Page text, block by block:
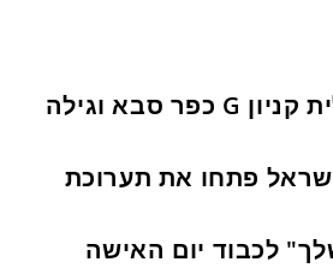
גלית סגל מנכ"לית קניון G כפר סבא וגילה
פתחו את תערוכת
לכבוד יום האישה